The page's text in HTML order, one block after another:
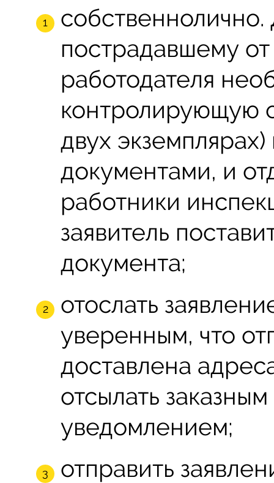
собственнолично.
пострадавшему
работодателя
контролирующую
двух
документами, и
работники
заявитель
документа;
отослать
уверенным, что
доставлена
отсылать
уведомлением;
отправить